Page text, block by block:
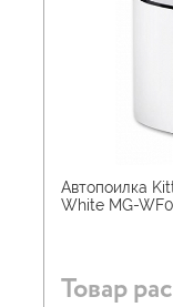
Автопоилка
White MG-
Товар